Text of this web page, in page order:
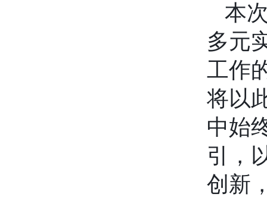
本
多元
工作
将以
中始
引，
创新